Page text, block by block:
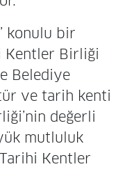
konulu bir
Kentler Birliği
Belediye
ve tarih kenti
değerli
mutluluk
Kentler